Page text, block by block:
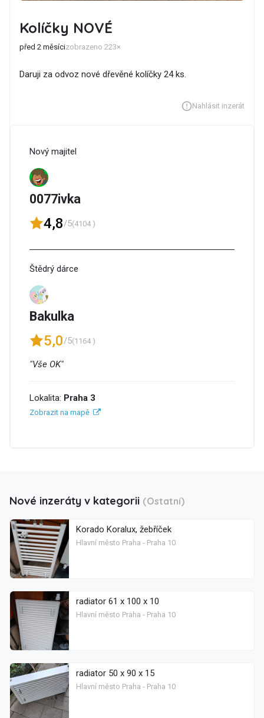
Kolíčky NOVÉ
před 2 měsícizobrazeno 223×
Daruji za odvoz nové dřevěné kolíčky 24 ks.
Nahlásit inzerát
Nový majitel
0077ivka
4,8/5(4104 )
Štědrý dárce
Bakulka
5,0/5(1164 )
"Vše OK"
Lokalita: Praha 3
Zobrazit na mapě
Nové inzeráty v kategorii (Ostatní)
Korado Koralux, žebříček
Hlavní město Praha - Praha 10
radiator 61 x 100 x 10
Hlavní město Praha - Praha 10
radiator 50 x 90 x 15
Hlavní město Praha - Praha 10